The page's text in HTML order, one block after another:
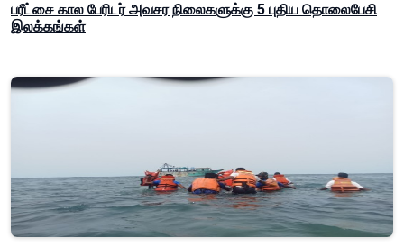
பரீட்சை கால பேரிடர் அவசர நிலைகளுக்கு 5 புதிய தொலைபேசி
இலக்கங்கள்